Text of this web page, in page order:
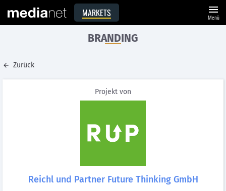
MARKETS menu
Menü
BRANDING
Zurück
Projekt von
Reichl und Partner Future Thinking GmbH